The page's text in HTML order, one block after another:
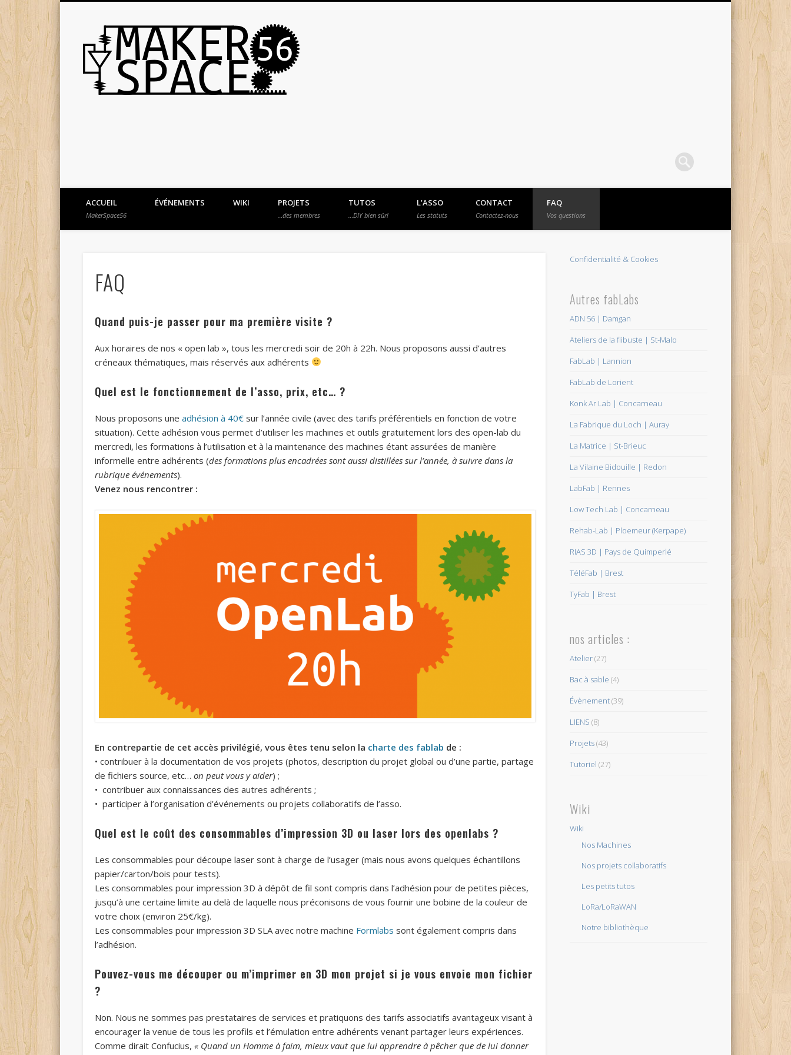
MakerSpace56
ACCUEIL
MakerSpace56
ÉVÉNEMENTS WIKI PROJETS
…des membres
TUTOS
…DIY bien sûr!
L’ASSO
Les statuts
CONTACT
Contactez-nous
FAQ
Vos questions
FAQ
Quand puis-je passer pour ma première visite ?
Aux horaires de nos « open lab », tous les mercredi soir de 20h à 22h. Nous proposons aussi d’autres
créneaux thématiques, mais réservés aux adhérents
Quel est le fonctionnement de l’asso, prix, etc… ?
Nous proposons une adhésion à 40€sur l’année civile (avec des tarifs préférentiels en fonction de votre
situation). Cette adhésion vous permet d’utiliser les machines et outils gratuitement lors des open-lab du
mercredi, les formations à l’utilisation et à la maintenance des machines étant assurées de manière
informelle entre adhérents (des formations plus encadrées sont aussi distillées sur l’année, à suivre dans la
rubrique événements).
Venez nous rencontrer :
En contrepartie de cet accès privilégié, vous êtes tenu selon la charte des fablab de :
• contribuer à la documentation de vos projets (photos, description du projet global ou d’une partie, partage
de fichiers source, etc… on peut vous y aider) ;
• contribuer aux connaissances des autres adhérents ;
• participer à l’organisation d’événements ou projets collaboratifs de l’asso.
Quel est le coût des consommables d’impression 3D ou laser lors des openlabs ?
Les consommables pour découpe laser sont à charge de l’usager (mais nous avons quelques échantillons
papier/carton/bois pour tests).
Les consommables pour impression 3D à dépôt de fil sont compris dans l’adhésion pour de petites pièces,
jusqu’à une certaine limite au delà de laquelle nous préconisons de vous fournir une bobine de la couleur de
votre choix (environ 25€/kg).
Les consommables pour impression 3D SLA avec notre machine Formlabs sont également compris dans
l’adhésion.
Pouvez-vous me découper ou m’imprimer en 3D mon projet si je vous envoie mon fichier
?
Non. Nous ne sommes pas prestataires de services et pratiquons des tarifs associatifs avantageux visant à
encourager la venue de tous les profils et l’émulation entre adhérents venant partager leurs expériences.
Comme dirait Confucius, « Quand un Homme à faim, mieux vaut que lui apprendre à pêcher que de lui donner
Confidentialité & Cookies
Autres fabLabs
ADN 56 | Damgan
Ateliers de la flibuste | St-Malo
FabLab | Lannion
FabLab de Lorient
Konk Ar Lab | Concarneau
La Fabrique du Loch | Auray
La Matrice | St-Brieuc
La Vilaine Bidouille | Redon
LabFab | Rennes
Low Tech Lab | Concarneau
Rehab-Lab | Ploemeur (Kerpape)
RIAS 3D | Pays de Quimperlé
TéléFab | Brest
TyFab | Brest
nos articles :
Atelier(27)
Bac à sable (4)
Évènement(39)
LIENS (8)
Projets(43)
Tutoriel (27)
Wiki
Wiki
Nos Machines
Nos projets collaboratifs
Les petits tutos
LoRa/LoRaWAN
Notre bibliothèque